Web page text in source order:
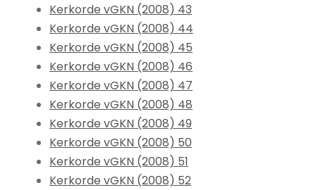
Kerkorde vGKN (2008) 43
Kerkorde vGKN (2008) 44
Kerkorde vGKN (2008) 45
Kerkorde vGKN (2008) 46
Kerkorde vGKN (2008) 47
Kerkorde vGKN (2008) 48
Kerkorde vGKN (2008) 49
Kerkorde vGKN (2008) 50
Kerkorde vGKN (2008) 51
Kerkorde vGKN (2008) 52